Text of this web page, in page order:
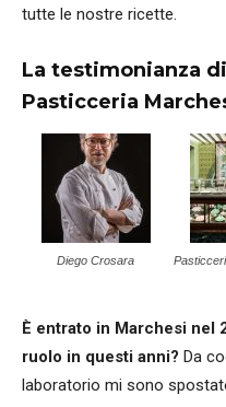
tutte le nostre ricette.
La testimonianza
Pasticceria
Diego Crosara
È entrato in Marchesi nel
ruolo in questi anni? Da
laboratorio mi sono